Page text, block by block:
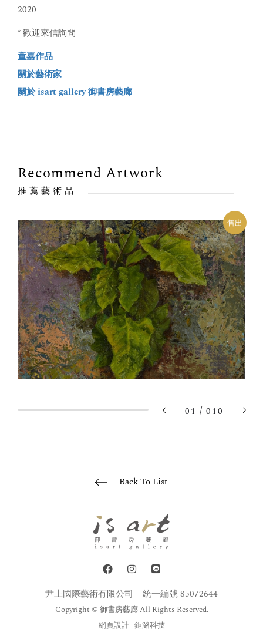
2020
* 歡迎來信詢問
童嘉作品
關於藝術家
關於 isart gallery 御書房藝廊
Recommend Artwork
推薦藝術品
售出
01 / 010
Back To List
尹上國際藝術有限公司 統一編號 85072644
Copyright © 御書房藝廊 All Rights Reserved.
網頁設計| 鉅潞科技